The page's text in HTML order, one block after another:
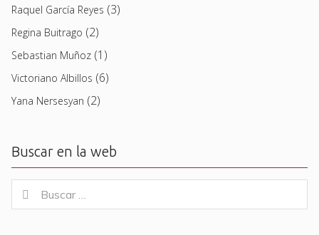
Raquel García Reyes (3)
Regina Buitrago (2)
Sebastian Muñoz (1)
Victoriano Albillos (6)
Yana Nersesyan (2)
Buscar en la web
for:
Buscar